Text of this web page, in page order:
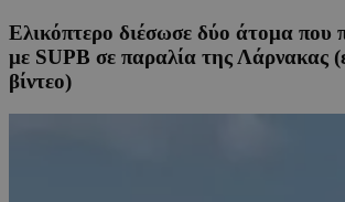
Ελικόπτερο διέσωσε δύο άτομα που
με SUPB σε παραλία της Λάρνακας
βίντεο)